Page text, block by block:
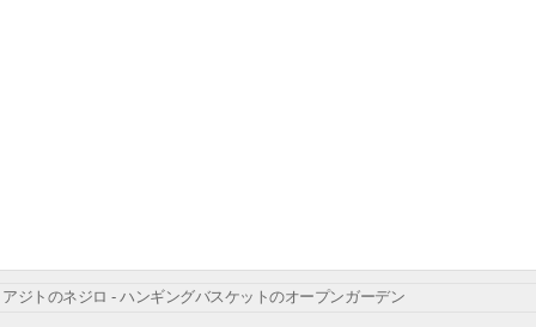
アジトのネジロ - ハンギングバスケットのオープンガーデン